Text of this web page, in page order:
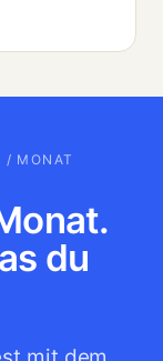
/ MONAT
du